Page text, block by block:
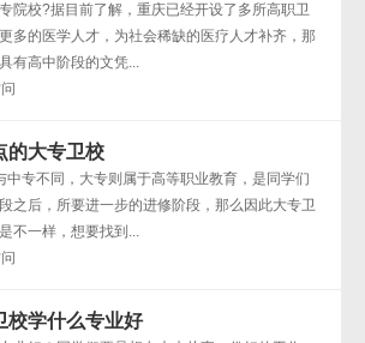
院校?据目前了解，重庆已经开设了多所高职卫
多的医学人才，为社会稀缺的医疗人才补齐，那
有高中阶段的文凭...
的大专卫校
中专不同，大专则属于高等职业教育，是同学们
之后，所要进一步的进修阶段，那么因此大专卫
不一样，想要找到...
校学什么专业好